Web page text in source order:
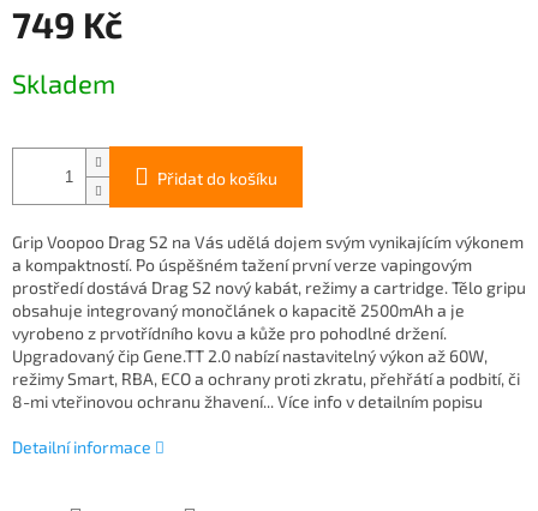
749 Kč
cena:
Skladem
Přidat do košíku
Grip Voopoo Drag S2 na Vás udělá dojem svým vynikajícím výkonem
a kompaktností. Po úspěšném tažení první verze vapingovým
prostředí dostává Drag S2 nový kabát, režimy a cartridge. Tělo gripu
obsahuje integrovaný monočlánek o kapacitě 2500mAh a je
vyrobeno z prvotřídního kovu a kůže pro pohodlné držení.
Upgradovaný čip Gene.TT 2.0 nabízí nastavitelný výkon až 60W,
režimy Smart, RBA, ECO a ochrany proti zkratu, přehřátí a podbití, či
8-mi vteřinovou ochranu žhavení... Více info v detailním popisu
Detailní informace